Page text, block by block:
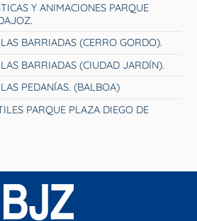
Y ANIMACIONES PARQUE
BARRIADAS (CERRO GORDO).
BARRIADAS (CIUDAD JARDÍN).
PEDANÍAS. (BALBOA)
PARQUE PLAZA DIEGO DE